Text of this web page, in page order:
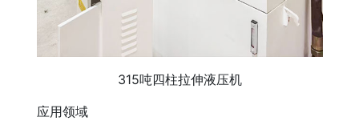
315吨四柱拉伸液压机
应用领域